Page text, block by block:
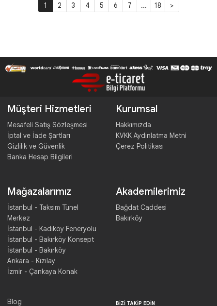
1 2 3 4 5 6 7 ... 18 >
Müşteri Hizmetleri
Mesafeli Satış Sözleşmesi
İptal ve İade Şartları
Gizlilik ve Güvenlik
Banka Hesap Bilgileri
Kurumsal
Hakkımızda
KVKK Aydınlatma Metni
Çerez Politikası
Mağazalarımız
İstanbul - Taksim Tünel
Merkez
İstanbul - Kadıköy Feneryolu
İstanbul - Bakırköy Konsept
İstanbul - Bakırköy
Ankara - Kızılay
İzmir - Çankaya Konak
Akademilerimiz
Bağdat Caddesi
Bakırköy
Blog BIZI TAKIP EDIN